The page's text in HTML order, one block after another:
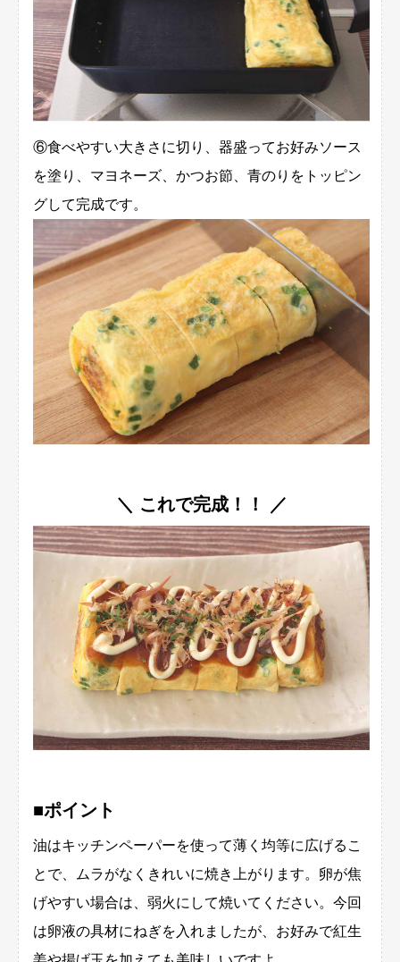
⑥食べやすい大きさに切り、器盛ってお好みソース
を塗り、マヨネーズ、かつお節、青のりをトッピン
グして完成です。
＼ これで完成！！ ／
■ポイント
油はキッチンペーパーを使って薄く均等に広げるこ
とで、ムラがなくきれいに焼き上がります。卵が焦
げやすい場合は、弱火にして焼いてください。今回
は卵液の具材にねぎを入れましたが、お好みで紅生